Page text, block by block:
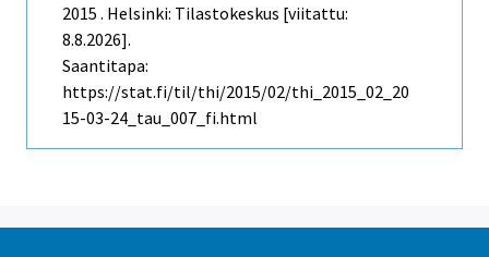
2015 . Helsinki: Tilastokeskus [viitattu:
8.8.2026].
Saantitapa:
https://stat.fi/til/thi/2015/02/thi_2015_02_20
15-03-24_tau_007_fi.html